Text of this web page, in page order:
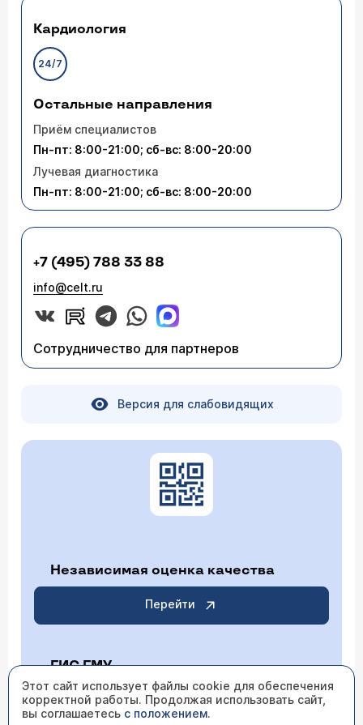
Кардиология
24/7
Остальные направления
Приём специалистов
Пн-пт: 8:00-21:00; сб-вс: 8:00-20:00
Лучевая диагностика
Пн-пт: 8:00-21:00; сб-вс: 8:00-20:00
+7 (495) 788 33 88
info@celt.ru
Сотрудничество для партнеров
Версия для слабовидящих
Независимая оценка качества
Перейти
ГИС ГМУ
Перейти
Этот сайт использует файлы cookie для обеспечения
корректной работы. Продолжая использовать сайт,
вы соглашаетесь с положением.